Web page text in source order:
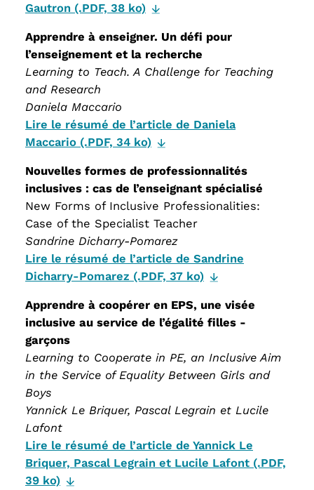
Gautron (.PDF, 38 ko)
Apprendre à enseigner. Un défi pour
l’enseignement et la recherche
Learning to Teach. A Challenge for Teaching
and Research
Daniela Maccario
Lire le résumé de l’article de Daniela
Maccario (.PDF, 34 ko)
Nouvelles formes de professionnalités
inclusives : cas de l’enseignant spécialisé
New Forms of Inclusive Professionalities:
Case of the Specialist Teacher
Sandrine Dicharry-Pomarez
Lire le résumé de l’article de Sandrine
Dicharry-Pomarez (.PDF, 37 ko)
Apprendre à coopérer en EPS, une visée
inclusive au service de l’égalité filles -
garçons
Learning to Cooperate in PE, an Inclusive Aim
in the Service of Equality Between Girls and
Boys
Yannick Le Briquer, Pascal Legrain et Lucile
Lafont
Lire le résumé de l’article de Yannick Le
Briquer, Pascal Legrain et Lucile Lafont (.PDF,
39 ko)